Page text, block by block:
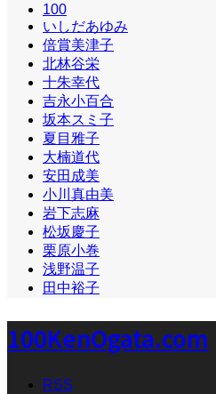
100
いしだあゆみ
倍賞美津子
北林谷栄
十朱幸代
吉永小百合
坂本スミ子
夏目雅子
大楠道代
安田成美
小川真由美
岩下志麻
松坂慶子
栗原小巻
浅野温子
田中裕子
100KenOgata.com
RSS